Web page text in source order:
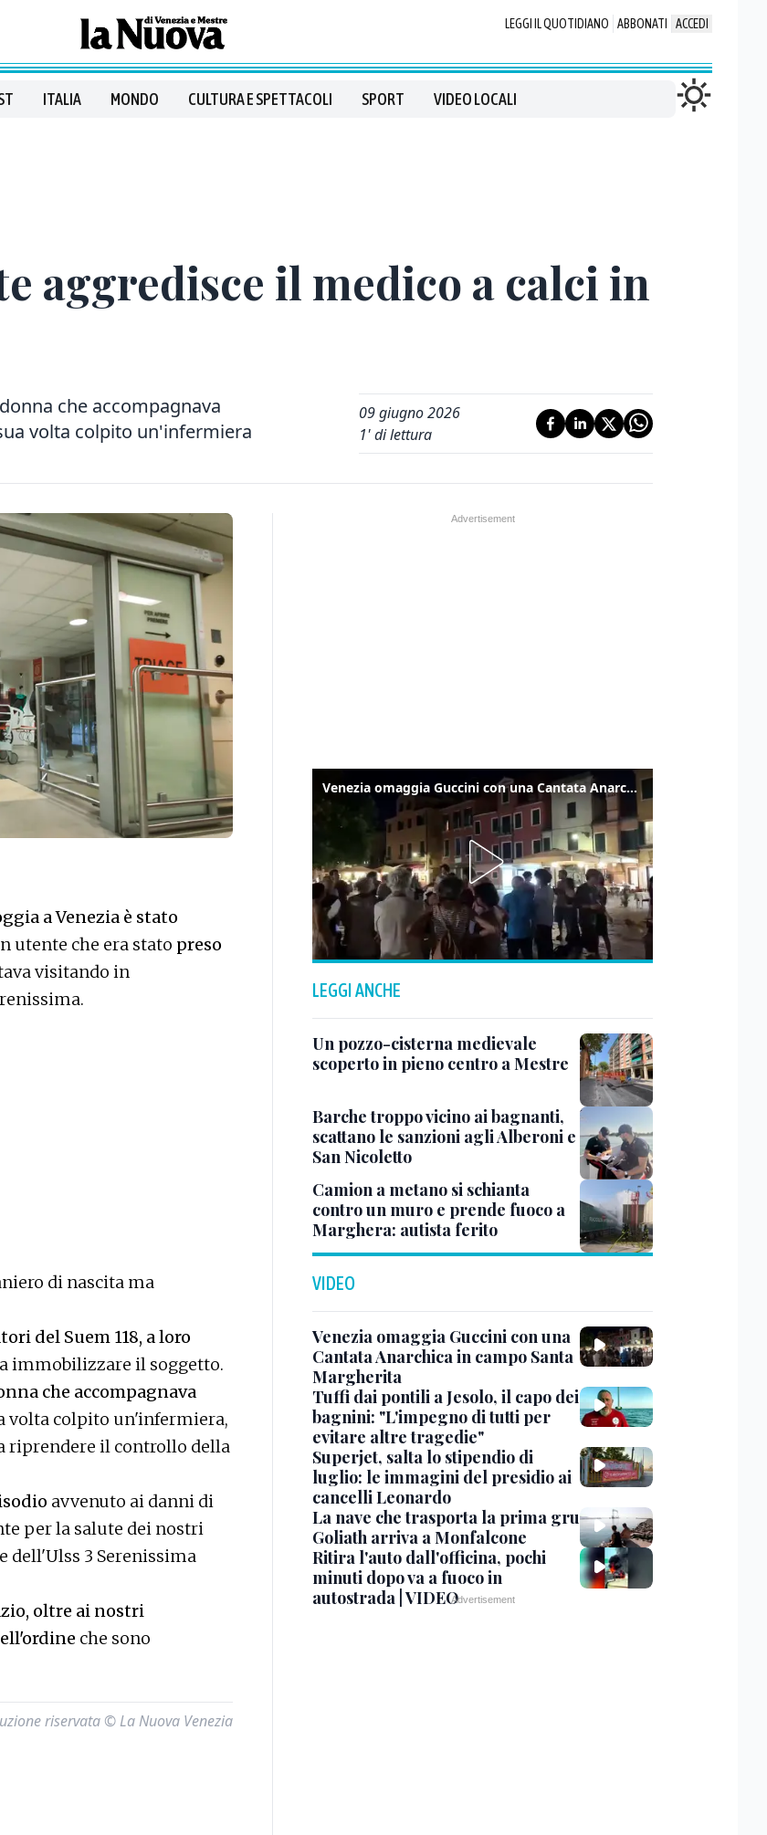
LEGGI IL QUOTIDIANO ABBONATI ACCEDI
ITALIA MONDO CULTURA E SPETTACOLI SPORT VIDEO LOCALI
aggredisce il medico a calci in
che accompagnava
volta colpito un'infermiera
09 giugno 2026
1' di lettura
a Venezia è stato
utente che era stato preso
visitando in
di nascita ma
del Suem 118, a loro
immobilizzare il soggetto.
che accompagnava
volta colpito un'infermiera,
riprendere il controllo della
avvenuto ai danni di
per la salute dei nostri
dell'Ulss 3 Serenissima
oltre ai nostri
che sono
riservata © La Nuova Venezia
Venezia omaggia Guccini con una Cantata Anarchica in campo Santa Margherita
LEGGI ANCHE
Un pozzo-cisterna medievale
scoperto in pieno centro a Mestre
Barche troppo vicino ai bagnanti,
scattano le sanzioni agli Alberoni e
San Nicoletto
Camion a metano si schianta
contro un muro e prende fuoco a
Marghera: autista ferito
VIDEO
Venezia omaggia Guccini con una
Cantata Anarchica in campo Santa
Margherita
Tuffi dai pontili a Jesolo, il capo dei
bagnini: "L'impegno di tutti per
evitare altre tragedie"
Superjet, salta lo stipendio di
luglio: le immagini del presidio ai
cancelli Leonardo
La nave che trasporta la prima gru
Goliath arriva a Monfalcone
Ritira l'auto dall'officina, pochi
minuti dopo va a fuoco in
autostrada | VIDEO